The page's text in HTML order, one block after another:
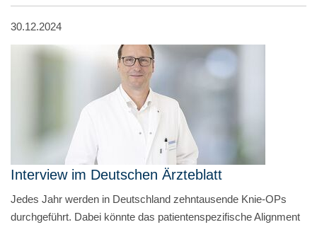
30.12.2024
Interview im Deutschen Ärzteblatt
Jedes Jahr werden in Deutschland zehntausende Knie-OPs
durchgeführt. Dabei könnte das patientenspezifische Alignment